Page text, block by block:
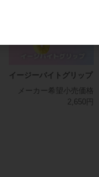
イージーバイトグリップ
メーカー希望小売価格
2,650円